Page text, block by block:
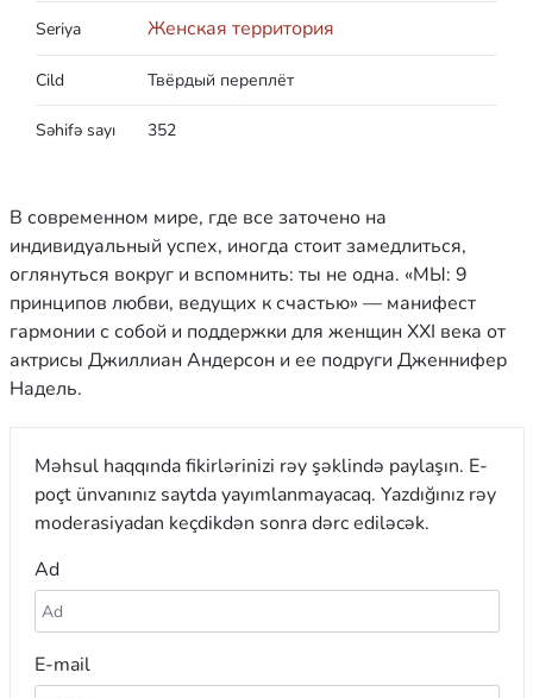
Seriya Женская территория
Cild Твёрдый переплёт
Səhifə sayı 352
В современном мире, где все заточено на
индивидуальный успех, иногда стоит замедлиться,
оглянуться вокруг и вспомнить: ты не одна. «МЫ: 9
принципов любви, ведущих к счастью» — манифест
гармонии с собой и поддержки для женщин XXI века от
актрисы Джиллиан Андерсон и ее подруги Дженнифер
Надель.
Məhsul haqqında fikirlərinizi rəy şəklində paylaşın. E-
poçt ünvanınız saytda yayımlanmayacaq. Yazdığınız rəy
moderasiyadan keçdikdən sonra dərc ediləcək.
Ad
E-mail